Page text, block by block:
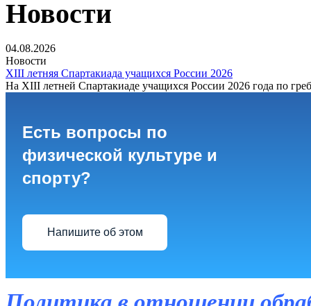
Новости
04.08.2026
Новости
XIII летняя Спартакиада учащихся России 2026
На XIII летней Спартакиаде учащихся России 2026 года по
Есть вопросы по
физической культуре и
спорту?
Напишите об этом